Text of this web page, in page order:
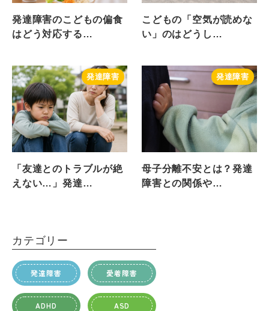
発達障害のこどもの偏食
はどう対応する…
こどもの「空気が読めな
い」のはどうし…
発達障害
「友達とのトラブルが絶
えない…」発達…
発達障害
母子分離不安とは？発達
障害との関係や…
カテゴリー
発達障害 愛着障害
ADHD ASD